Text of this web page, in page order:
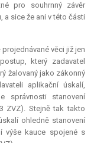
pro souhrnný závěr
sice že ani v této části
věci již jen
který zadavatel
žalovaný jako zákonný
aplikační úskalí,
správnosti stanovení
ZVZ). Stejně tak takto
ohledně stanovení
výše kauce spojené s